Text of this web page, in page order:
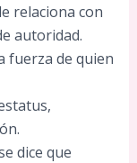
relaciona con
autoridad.
fuerza de quien
dice que